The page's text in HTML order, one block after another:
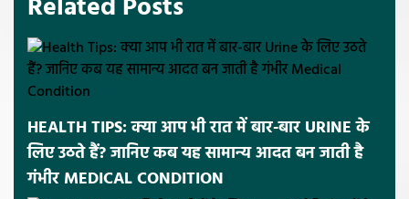
HEALTH TIPS: क्या आप भी रात में बार-बार URINE के
लिए उठते हैं? जानिए कब यह सामान्य आदत बन जाती है
गंभीर MEDICAL CONDITION